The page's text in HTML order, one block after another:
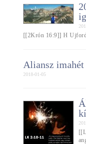
[[2Krón 16:9]] H
Aliansz imahét
2018-01-05